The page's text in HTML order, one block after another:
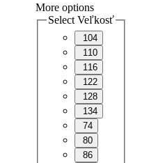
More options
Select Veľkosť
104
110
116
122
128
134
74
80
86